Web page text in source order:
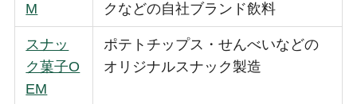
M
クなどの自社ブランド飲料
スナッ
ク菓子O
EM
ポテトチップス・せんべいなどの
オリジナルスナック製造